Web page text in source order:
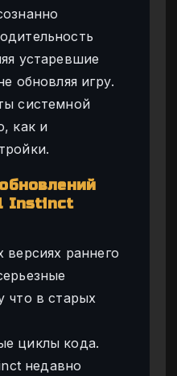
устаревшие
обновляя игру.
системной
как и
Instinct
версиях раннего
что в старых
циклы кода.
недавно